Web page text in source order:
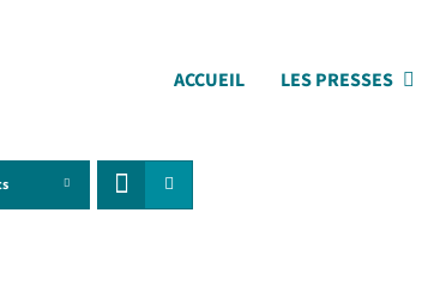
ACCUEIL LES PRESSES